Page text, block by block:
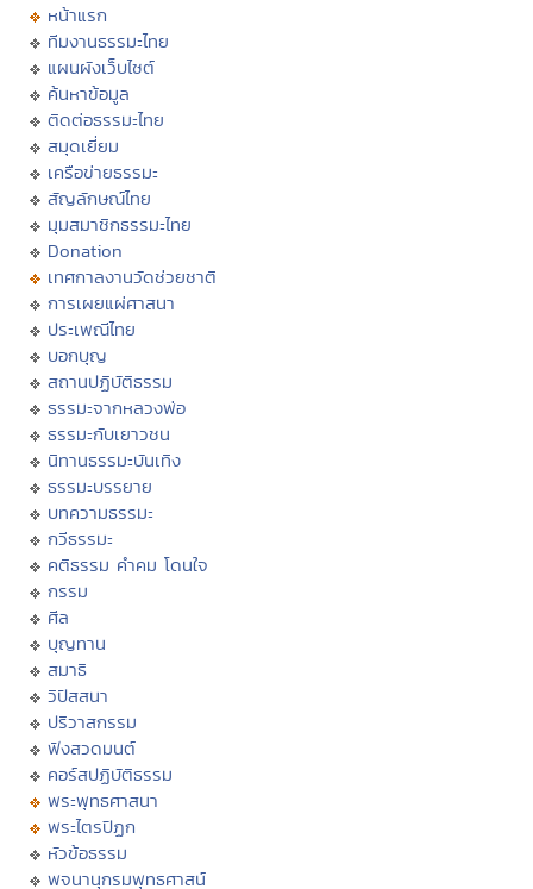
หน้าแรก
ทีมงานธรรมะไทย
แผนผังเว็บไซต์
ค้นหาข้อมูล
ติดต่อธรรมะไทย
สมุดเยี่ยม
เครือข่ายธรรมะ
สัญลักษณ์ไทย
มุมสมาชิกธรรมะไทย
Donation
เทศกาลงานวัดช่วยชาติ
การเผยแผ่ศาสนา
ประเพณีไทย
บอกบุญ
สถานปฏิบัติธรรม
ธรรมะจากหลวงพ่อ
ธรรมะกับเยาวชน
นิทานธรรมะบันเทิง
ธรรมะบรรยาย
บทความธรรมะ
กวีธรรมะ
คติธรรม คำคม โดนใจ
กรรม
ศีล
บุญทาน
สมาธิ
วิปัสสนา
ปริวาสกรรม
ฟังสวดมนต์
คอร์สปฏิบัติธรรม
พระพุทธศาสนา
พระไตรปิฏก
หัวข้อธรรม
พจนานุกรมพุทธศาสน์